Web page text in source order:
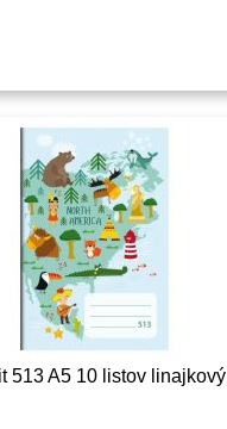
513 A5 10 listov linajkový